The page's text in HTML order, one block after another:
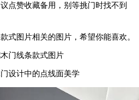
点赞收藏备用，别等挑门时找不到
式图片相关的图片，希望你能喜欢。
设计中的点线面美学